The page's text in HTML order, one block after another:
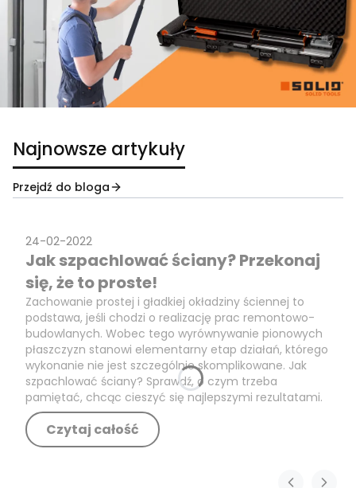
Najnowsze artykuły
Przejdź do bloga
24-02-2022
Jak szpachlować ściany? Przekonaj
się, że to proste!
Zachowanie prostej i gładkiej okładziny ściennej to
podstawa, jeśli chodzi o realizację prac remontowo-
budowlanych. Wobec tego wyrównywanie pionowych
płaszczyzn stanowi elementarny etap działań, którego
wykonanie nie jest szczególnie skomplikowane. Jak
szpachlować ściany? Sprawdź, o czym trzeba
pamiętać, chcąc cieszyć się najlepszymi rezultatami.
Czytaj całość